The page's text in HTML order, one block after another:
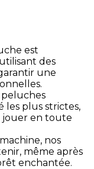
est
des
une
peluches
les plus strictes,
jouer en toute
nos
même après
enchantée.